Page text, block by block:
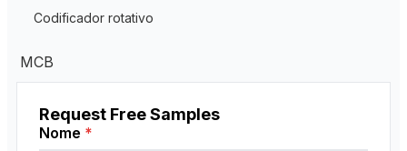
Residual Current Transformer
Codificador rotativo
MCB
Request Free Samples
Nome *